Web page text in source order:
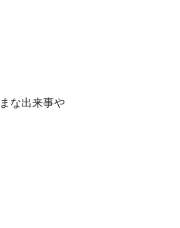
な出来事や